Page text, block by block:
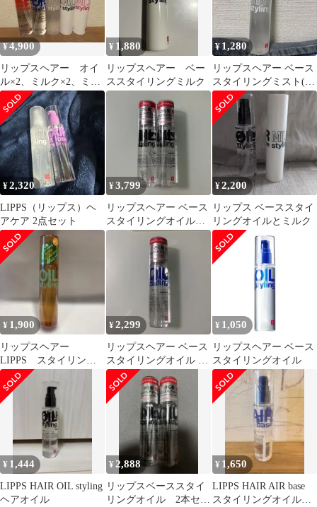
¥4,900
リップスヘアー オイ
ル×2、ミルク×2、ミス
ト×1 の5本セット 新
品未使用品
¥ 1,880
リップスヘアー ベー
ススタイリングミルク
¥ 1,280
リップスヘアー ベース
スタイリングミスト(ボ
リューム)
¥2,320
LIPPS（リップス）ヘ
アケア 2点セット
¥3,799
リップスヘアー ベース
スタイリングオイル
100ml 2本セット 未開
¥2,200
リップス ベーススタイ
リングオイルとミルク
¥ 1,900
リップスヘアー
LIPPS スタイリング
オイル100mL ナツミカ
ンの香り
¥2,299
リップスヘアー ベース
スタイリングオイル ダ
メージ 100ml 未開封
¥ 1,050
リップスヘアー ベース
スタイリングオイル
¥ 1,444
LIPPS HAIR OIL styling
ヘアオイル
¥2,888
リップスベーススタイ
リングオイル 2本セッ
¥ 1,650
LIPPS HAIR AIR base
スタイリングオイル